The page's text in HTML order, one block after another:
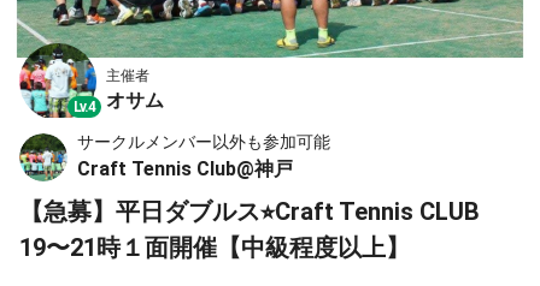
Lv.4
主催者
オサム
サークルメンバー以外も参加可能
Craft Tennis Club@神戸
【急募】平日ダブルス⭐︎Craft Tennis CLUB
19〜21時１面開催【中級程度以上】